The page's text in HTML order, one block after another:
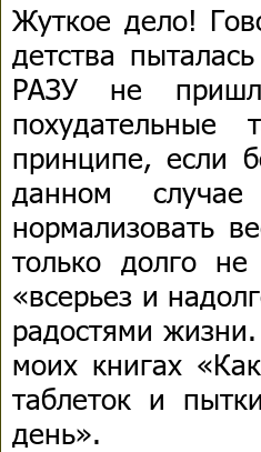
Жуткое дело!
детства
РАЗУ не
принципе, если
данном
нормализовать
только долго не
«всерьез и
радостями
моих книгах
таблеток и
день».